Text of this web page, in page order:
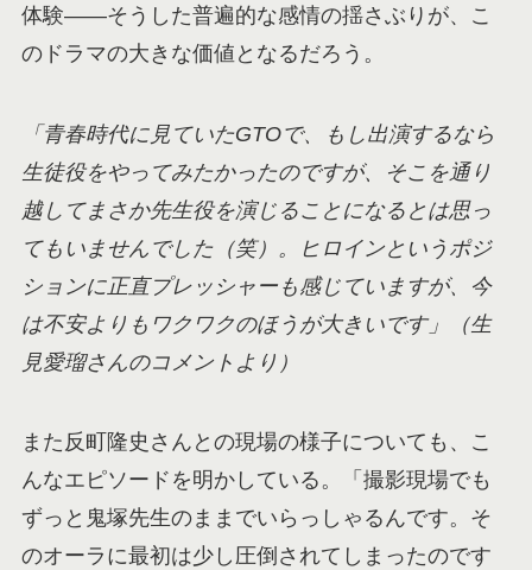
体験——そうした普遍的な感情の揺さぶりが、こ
のドラマの大きな価値となるだろう。
「青春時代に見ていたGTOで、もし出演するなら
生徒役をやってみたかったのですが、そこを通り
越してまさか先生役を演じることになるとは思っ
てもいませんでした（笑）。ヒロインというポジ
ションに正直プレッシャーも感じていますが、今
は不安よりもワクワクのほうが大きいです」（生
見愛瑠さんのコメントより）
また反町隆史さんとの現場の様子についても、こ
んなエピソードを明かしている。「撮影現場でも
ずっと鬼塚先生のままでいらっしゃるんです。そ
のオーラに最初は少し圧倒されてしまったのです